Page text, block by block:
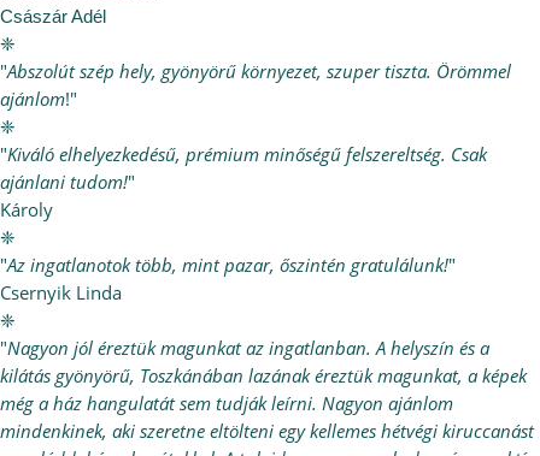
Császár Adél
❈
"Abszolút szép hely, gyönyörű környezet, szuper tiszta. Örömmel
ajánlom!"
❈
"Kiváló elhelyezkedésű, prémium minőségű felszereltség. Csak
ajánlani tudom!"
Károly
❈
"Az ingatlanotok több, mint pazar, őszintén gratulálunk!"
Csernyik Linda
❈
"Nagyon jól éreztük magunkat az ingatlanban. A helyszín és a
kilátás gyönyörű, Toszkánában lazának éreztük magunkat, a képek
még a ház hangulatát sem tudják leírni. Nagyon ajánlom
mindenkinek, aki szeretne eltölteni egy kellemes hétvégi kiruccanást